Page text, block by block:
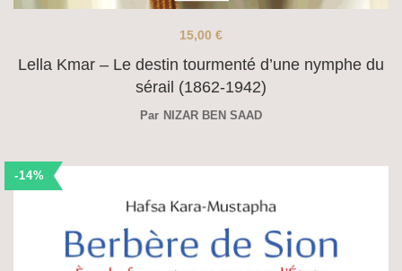
Lella Kmar – Le destin tourmenté d’une nymphe du
sérail (1862-1942)
15,00 €
Par NIZAR BEN SAAD
-14%